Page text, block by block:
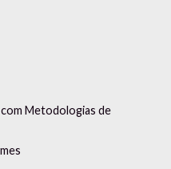
Metodologias de